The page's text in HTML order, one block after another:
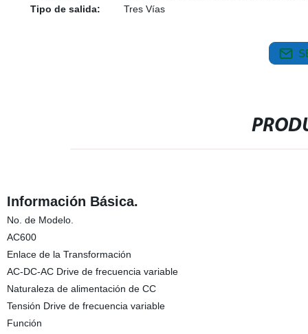
Tipo de salida:
Tres Vías
Información Básica.
No. de Modelo.
AC600
Enlace de la Transformación
AC-DC-AC Drive de frecuencia variable
Naturaleza de alimentación de CC
Tensión Drive de frecuencia variable
Función